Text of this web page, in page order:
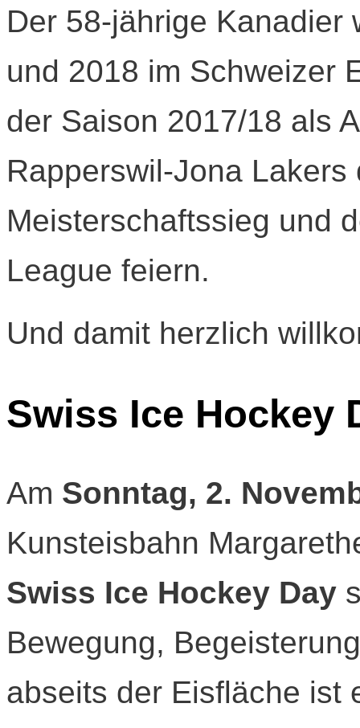
Der 58-jährige Kanadier
und 2018 im Schweizer
der Saison 2017/18 als
Rapperswil-Jona
Meisterschaftssieg und
League feiern.
Und damit herzlich
Swiss Ice Hockey
Am Sonntag, 2.
Kunsteisbahn
Swiss Ice Hockey Day
Bewegung,
abseits der Eisfläche ist